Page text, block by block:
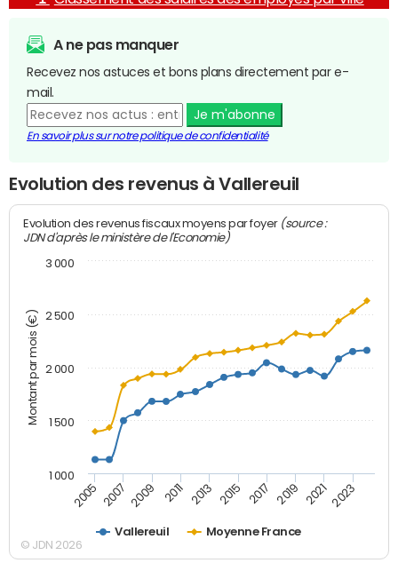
A ne pas manquer
Recevez nos astuces et bons plans directement par e-
mail.
Je m'abonne
En savoir plus sur notre politique de confidentialité
Evolution des revenus à Vallereuil
Montant par mois (€)
Evolution des revenus fiscaux moyens par foyer (source :
JDN d'après le ministère de l'Economie)
Vallereuil Moyenne France
2005 2007 2009 2011 2013 2015 2017 2019 2021 2023
1 000
1 500
2 000
2 500
3 000
© JDN 2026